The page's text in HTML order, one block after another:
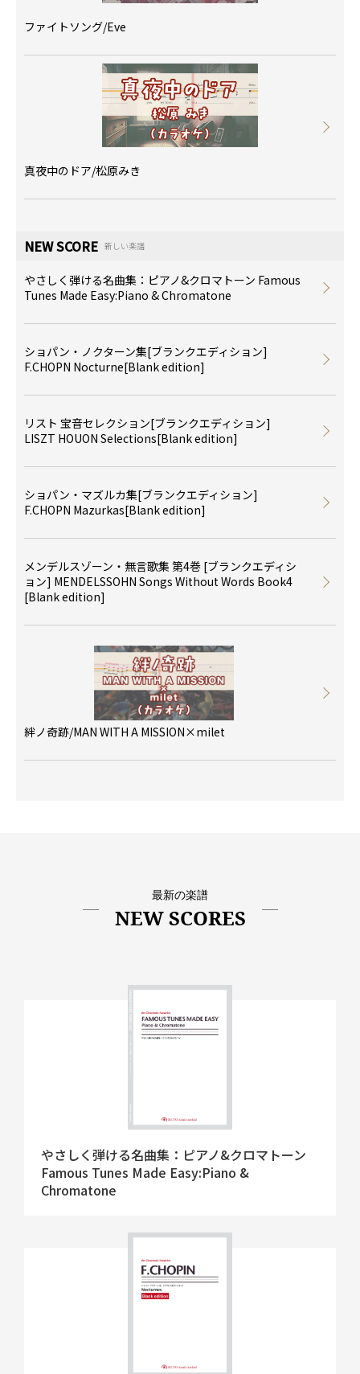
ファイトソング/Eve
真夜中のドア/松原みき
NEW SCORE 新しい楽譜
やさしく弾ける名曲集：ピアノ&クロマトーン Famous
Tunes Made Easy:Piano & Chromatone
ショパン・ノクターン集[ブランクエディション]
F.CHOPN Nocturne[Blank edition]
リスト 宝音セレクション[ブランクエディション]
LISZT HOUON Selections[Blank edition]
ショパン・マズルカ集[ブランクエディション]
F.CHOPN Mazurkas[Blank edition]
メンデルスゾーン・無言歌集 第4巻 [ブランクエディシ
ョン] MENDELSSOHN Songs Without Words Book4
[Blank edition]
絆ノ奇跡/MAN WITH A MISSION×milet
最新の楽譜
NEW SCORES
やさしく弾ける名曲集：ピアノ&クロマトーン
Famous Tunes Made Easy:Piano &
Chromatone